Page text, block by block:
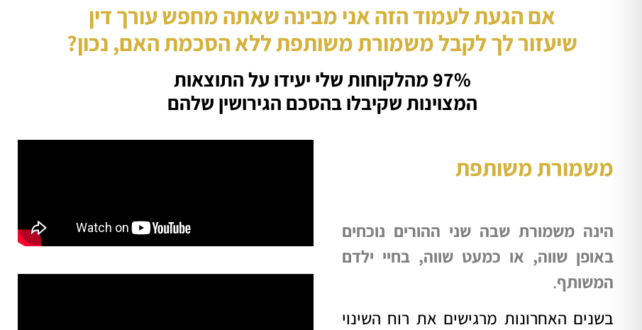
אם הגעת לעמוד הזה אני מבינה שאתה מחפש עורך דין
שיעזור לך לקבל משמורת משותפת ללא הסכמת האם, נכון?
97% מהלקוחות שלי יעידו על התוצאות
המצוינות שקיבלו בהסכם הגירושין שלהם
משמורת משותפת
הינה משמורת שבה שני ההורים נוכחים
באופן שווה, או כמעט שווה, בחיי ילדם
המשותף.
בשנים האחרונות מרגישים את רוח השינוי